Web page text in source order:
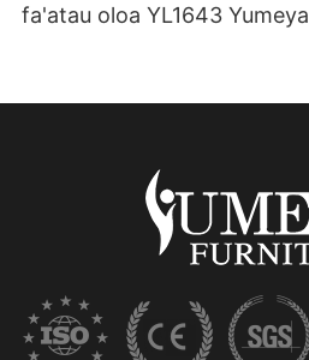
fa'atau oloa YL1643 Yumeya